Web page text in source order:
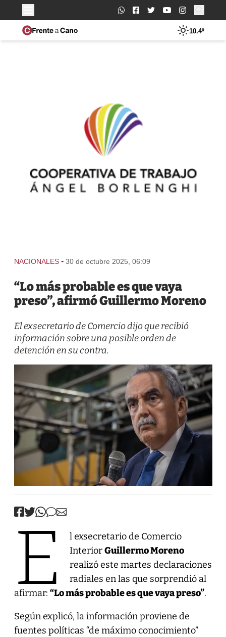
Buscar:
10.4º
NACIONALES - 30 de octubre 2025, 06:09
“Lo más probable es que vaya
preso”, afirmó Guillermo Moreno
El exsecretario de Comercio dijo que recibió
información sobre una posible orden de
detención en su contra.
E
l exsecretario de Comercio
InteriorGuillermo Moreno
realizó este martes declaraciones
radiales en las que sorprendió al
afirmar: “Lo más probable es que vaya preso”.
Según explicó, la información proviene de
fuentes políticas “de máximo conocimiento”